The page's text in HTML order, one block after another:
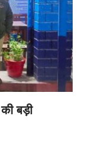
बड़ी